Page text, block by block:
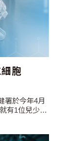
胞
有1位兒少罹